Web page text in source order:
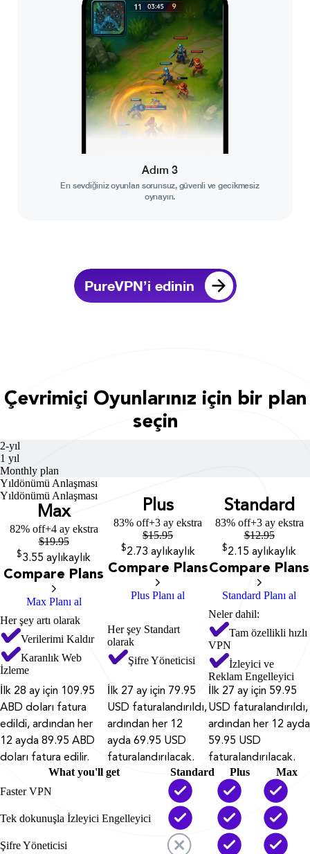
Adım 3
En sevdiğiniz oyunları sorunsuz, güvenli ve gecikmesiz
oynayın.
PureVPN’i edinin
Çevrimiçi Oyunlarınız için bir plan
seçin
2-yıl
1 yıl
Monthly plan
Yıldönümü Anlaşması
Yıldönümü Anlaşması
Max
82% off+4 ay ekstra
$19.95
$3.55 aylıkaylık
Compare Plans
Max Planı al
Plus
83% off+3 ay ekstra
$15.95
$2.73 aylıkaylık
Compare Plans
Plus Planı al
Standard
83% off+3 ay ekstra
$12.95
$2.15 aylıkaylık
Compare Plans
Standard Planı al
Her şey artı olarak
Verilerimi Kaldır
Karanlık Web
İzleme
Her şey Standart
olarak
Şifre Yöneticisi
Neler dahil:
Tam özellikli hızlı
VPN
İzleyici ve
Reklam Engelleyici
İlk 28 ay için 109.95
ABD doları fatura
edildi, ardından her
12 ayda 89.95 ABD
doları fatura edilir.
İlk 27 ay için 79.95
USD faturalandırıldı,
ardından her 12
ayda 69.95 USD
faturalandırılacak.
İlk 27 ay için 59.95
USD faturalandırıldı,
ardından her 12 ayda
59.95 USD
faturalandırılacak.
What you'll get Standard Plus
Max
Faster VPN
Tek dokunuşla İzleyici Engelleyici
Şifre Yöneticisi